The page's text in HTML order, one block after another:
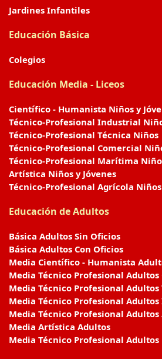
Jardines Infantiles
Educación Básica
Colegios
Educación Media - Liceos
Científico - Humanista Niños y
Técnico-Profesional Industrial
Técnico-Profesional Técnica Niños
Técnico-Profesional Comercial
Técnico-Profesional Marítima
Artística Niños y Jóvenes
Técnico-Profesional Agrícola Niños
Educación de Adultos
Básica Adultos Sin Oficios
Básica Adultos Con Oficios
Media Científico - Humanista
Media Técnico Profesional Adultos
Media Técnico Profesional Adultos
Media Técnico Profesional
Media Técnico Profesional
Media Artística Adultos
Media Técnico Profesional